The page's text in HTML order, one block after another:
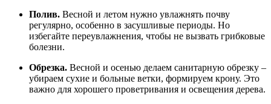
Полив. Весной и летом нужно увлажнять почву
регулярно, особенно в засушливые периоды. Но
избегайте переувлажнения, чтобы не вызвать грибковые
болезни.
Обрезка. Весной и осенью делаем санитарную обрезку –
убираем сухие и больные ветки, формируем крону. Это
важно для хорошего проветривания и освещения дерева.